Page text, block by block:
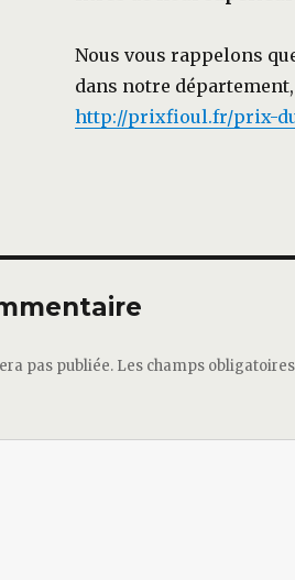
Nous vous rappelons
dans notre
http://prixfioul.fr/prix-
pas publiée. Les champs